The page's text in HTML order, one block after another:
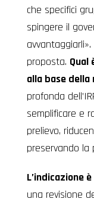
che specifici
spingere il
proposta. Qual
alla base
profonda
semplificare e
prelievo,
preservando la
L’indicazione
una revisione